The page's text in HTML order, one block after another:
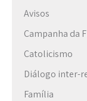
Avisos
Campanha da
Catolicismo
Diálogo inter-
Família